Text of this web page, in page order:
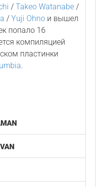
/ Takeo Watanabe/
/ Yuji Ohnoи вышел
попало 16
компиляцией
пластинки
.